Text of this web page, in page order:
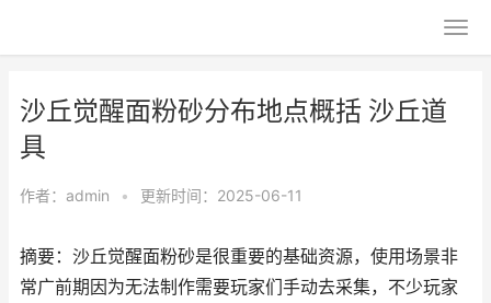
沙丘觉醒面粉砂分布地点概括 沙丘道
具
作者： admin • 更新时间：2025-06-11
摘要：沙丘觉醒面粉砂是很重要的基础资源，使用场景非
常广前期因为无法制作需要玩家们手动去采集，不少玩家